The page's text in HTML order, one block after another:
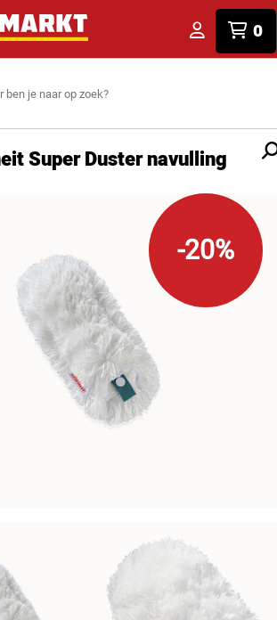
0
Super Duster navulling
-20%